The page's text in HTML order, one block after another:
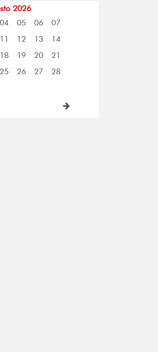
2026
04 05 06
07
11 12 13
14
18 19 20
21
25 26 27
28